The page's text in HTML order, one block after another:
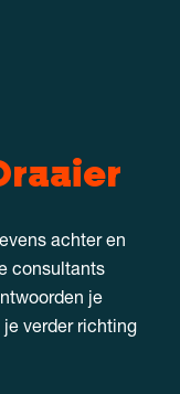
achter en
consultants
je
verder richting